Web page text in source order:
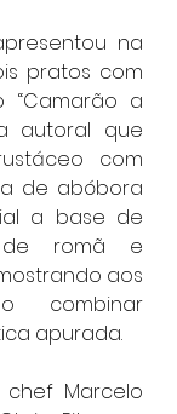
na
pratos com
a
autoral que
com
de abóbora
a base de
romã e
aos
combinar
apurada.
chef Marcelo